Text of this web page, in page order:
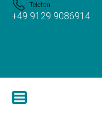
Telefon
+49 9129 9086914